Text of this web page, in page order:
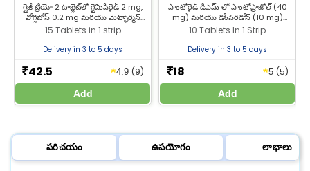
గ్లైజీ ట్రియో 2 టాబ్లెట్‌లో గ్లైమిపిరైడ్ 2 mg,
వోగ్లిబోస్ 0.2 mg మరియు మెట్ఫార్మిన్
ఉంటాయి, ఇవి టైప్-2 మధుమేహం చికిత్సకు
ఉపయోగిస్తారు. ఉత్తమ ధరకు గ్లైజీ ట్రియో 2
ను జీల్యాబ్ ఫార్మసీ నుండి కొనండి.
15 Tablets in 1 strip
Delivery in 3 to 5 days
₹42.5 ★4.9 (9)
Add
పాంటోరైడ్ డిఎమ్ లో పాంటోప్రాజోల్ (40
mg) మరియు డోంపెరిడోన్ (10 mg)
ఉంటాయి. ఇది గ్యాస్ట్రోఈసోఫేజియల్ రిఫ్లక్స్
వ్యాధి (ఆమ్ల రిఫ్లక్స్) మరియు పెప్టిక్ అల్సర్
వ్యాధి చికిత్స కోసం ఉపయోగిస్తారు.
10 Tablets In 1 Strip
Delivery in 3 to 5 days
₹18 ★5 (5)
Add
పరిచయం ఉపయోగం లాభాలు